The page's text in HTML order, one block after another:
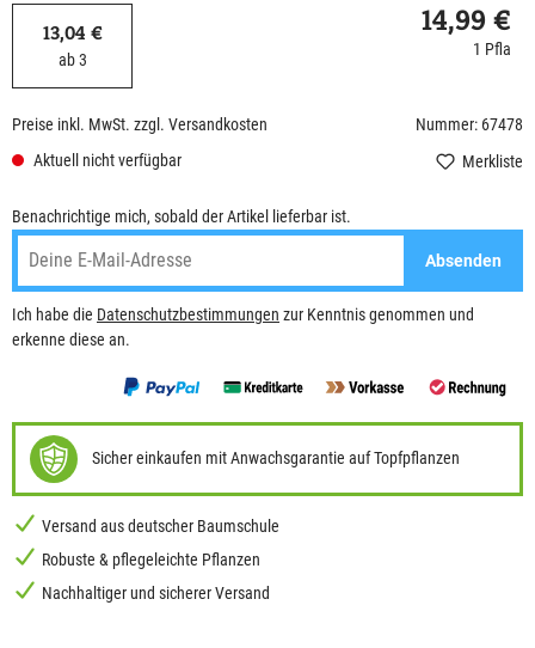
13,04 €
ab 3
14,99 €
1 Pfla
Preise inkl. MwSt. zzgl. Versandkosten
Nummer: 67478
Aktuell nicht verfügbar
Merkliste
Benachrichtige mich, sobald der Artikel lieferbar ist.
Absenden
Ich habe die Datenschutzbestimmungen zur Kenntnis genommen und
erkenne diese an.
Sicher einkaufen mit Anwachsgarantie auf Topfpflanzen
Versand aus deutscher Baumschule
Robuste & pflegeleichte Pflanzen
Nachhaltiger und sicherer Versand